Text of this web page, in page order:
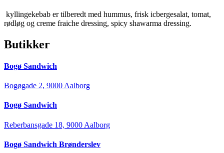
kyllingekebab er tilberedt med hummus, frisk icbergesalat, tomat,
rødløg og creme fraiche dressing, spicy shawarma dressing.
Butikker
Bogø Sandwich
Bogøgade 2, 9000 Aalborg
Bogø Sandwich
Reberbansgade 18, 9000 Aalborg
Bogø Sandwich Brønderslev